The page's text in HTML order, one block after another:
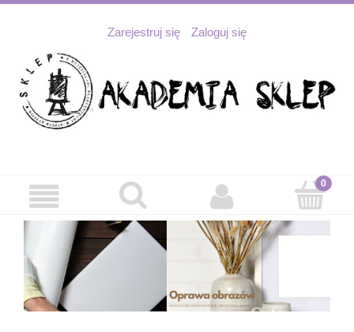
Zarejestruj się Zaloguj się